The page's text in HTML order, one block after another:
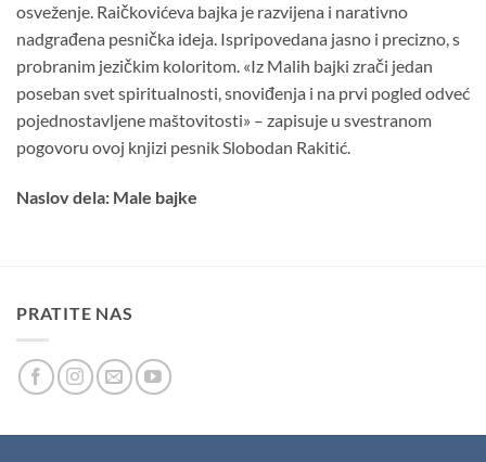
osveženje. Raičkovićeva bajka je razvijena i narativno
nadgrađena pesnička ideja. Ispripovedana jasno i precizno, s
probranim jezičkim koloritom. «Iz Malih bajki zrači jedan
poseban svet spiritualnosti, snoviđenja i na prvi pogled odveć
pojednostavljene maštovitosti» – zapisuje u svestranom
pogovoru ovoj knjizi pesnik Slobodan Rakitić.
Naslov dela: Male bajke
PRATITE NAS